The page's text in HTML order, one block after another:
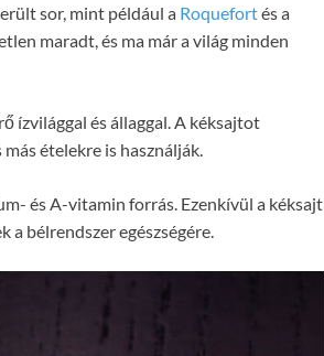
sor, mint például a Roquefortés a
maradt, és ma már a világ minden
ízvilággal és állaggal. A kéksajtot
ételekre is használják.
és A-vitamin forrás. Ezenkívül a kéksajt
bélrendszer egészségére.